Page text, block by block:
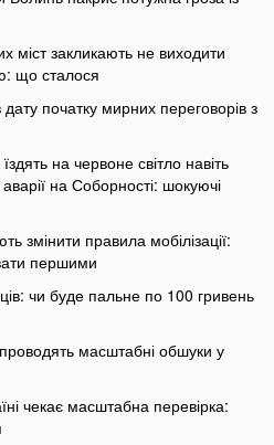
міст закликають не виходити
що сталося
початку мирних переговорів з
на червоне світло навіть
на Соборності: шокуючі
змінити правила мобілізації:
першими
чи буде пальне по 100 гривень
масштабні обшуки у
чекає масштабна перевірка: